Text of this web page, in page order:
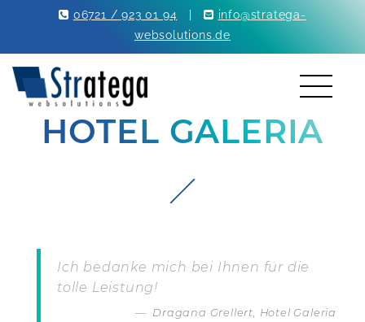
06721 / 923 01 94
info@stratega-
websolutions.de
HOTEL GALERIA
Ich bedanke mich bei Ihnen für die
tolle Leistung!
Dragana Grellert, Hotel Galeria